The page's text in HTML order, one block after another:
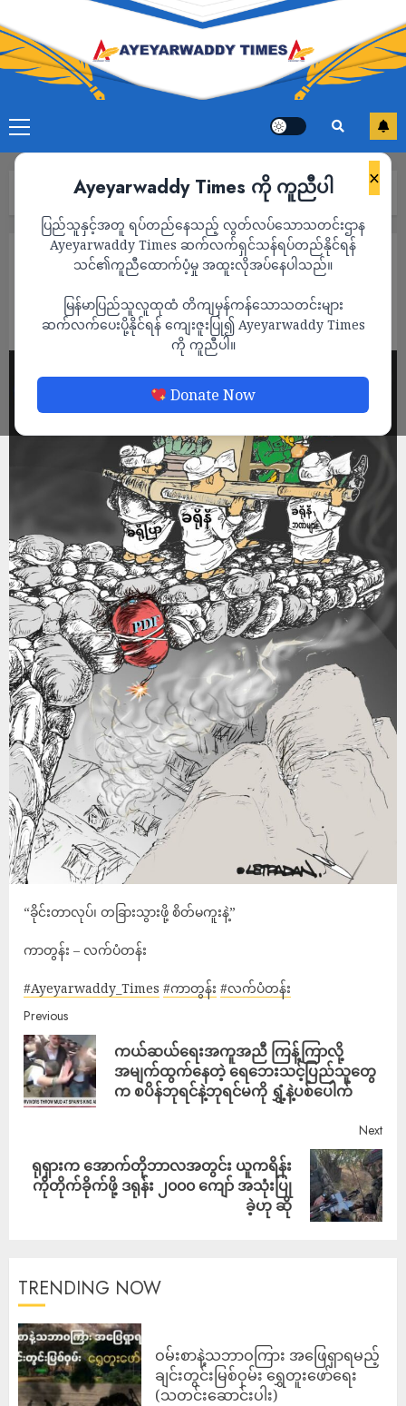
×
Ayeyarwaddy Times ကို ကူညီပါ
ပြည်သူနှင့်အတူ ရပ်တည်နေသည့် လွတ်လပ်သောသတင်းဌာန
Ayeyarwaddy Times ဆက်လက်ရှင်သန်ရပ်တည်နိုင်ရန်
သင်၏ကူညီထောက်ပံ့မှု အထူးလိုအပ်နေပါသည်။
မြန်မာပြည်သူလူထုထံ တိကျမှန်ကန်သောသတင်းများ
ဆက်လက်ပေးပို့နိုင်ရန် ကျေးဇူးပြု၍ Ayeyarwaddy Times
ကို ကူညီပါ။
Donate Now
“ခိုင်းတာလုပ်၊ တခြားသွားဖို့ စိတ်မကူးနဲ့”
“ခိုင်းတာလုပ်၊ တခြားသွားဖို့ စိတ်မကူးနဲ့”
ADMIN NOVEMBER 6, 2024
“ခိုင်းတာလုပ်၊ တခြားသွားဖို့ စိတ်မကူးနဲ့”
ကာတွန်း – လက်ပံတန်း
#Ayeyarwaddy_Times #ကာတွန်း #လက်ပံတန်း
Previous
ကယ်ဆယ်ရေးအကူအညီ ကြန့်ကြာလို့
အမျက်ထွက်နေတဲ့ ရေဘေးသင့်ပြည်သူတွေ
က စပိန်ဘုရင်နဲ့ဘုရင်မကို ရွှံ့နဲ့ပစ်ပေါက်
Next
ရုရှားက အောက်တိုဘာလအတွင်း ယူကရိန်း
ကိုတိုက်ခိုက်ဖို့ ဒရုန်း ၂၀၀၀ ကျော် အသုံးပြု
ခဲ့ဟု ဆို
TRENDING NOW
ဝမ်းစာနဲ့သဘာဝကြား အဖြေရှာရမည့်
ချင်းတွင်းမြစ်ဝှမ်း ရွှေတူးဖော်ရေး
(သတင်းဆောင်းပါး)